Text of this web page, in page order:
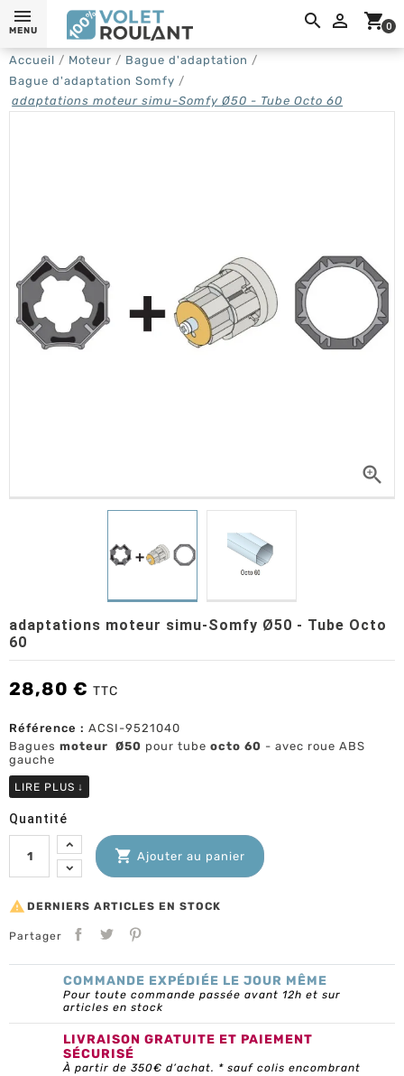
 shopping_cart0
MENU
Accueil Moteur
Bague d'adaptation
Bague d'adaptation Somfy
adaptations moteur simu-Somfy Ø50 - Tube Octo 60

adaptations moteur simu-Somfy Ø50 - Tube Octo
60
28,80 € TTC
Référence : ACSI-9521040
Bagues moteur Ø50 pour tube octo 60 - avec roue ABS
gauche
LIRE PLUS ↓
Quantité
 Ajouter au panier
 DERNIERS ARTICLES EN STOCK
Partager
COMMANDE EXPÉDIÉE LE JOUR MÊME
Pour toute commande passée avant 12h et sur
articles en stock
LIVRAISON GRATUITE ET PAIEMENT
SÉCURISÉ
À partir de 350€ d’achat. * sauf colis encombrant